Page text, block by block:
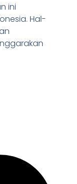
ini
Hal-